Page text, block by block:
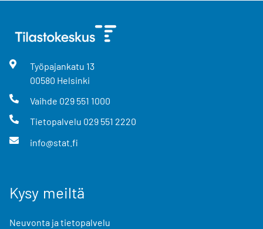
Työpajankatu 13
00580 Helsinki
Vaihde 029 551 1000
Tietopalvelu 029 551 2220
info@stat.fi
Kysy meiltä
Neuvonta ja tietopalvelu